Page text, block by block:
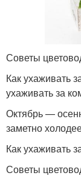
Советы
Как ухаживать
ухаживать за
Октябрь —
заметно
Как ухаживать
Советы